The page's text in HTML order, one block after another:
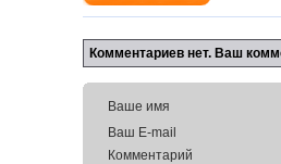
Комментариев нет. Ваш
Ваше имя
Ваш E-mail
Комментарий